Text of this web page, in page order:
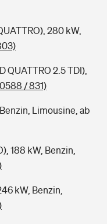
280 kW,
QUATTRO 2.5 TDI),
/ 831)
Limousine, ab
188 kW, Benzin,
kW, Benzin,